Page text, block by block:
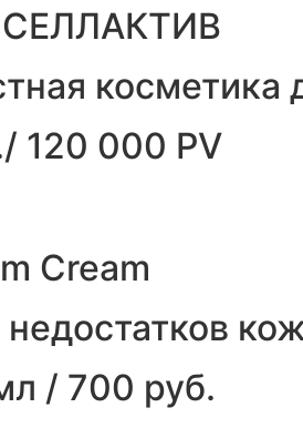
120 000 PV
Cream
/ 700 руб.